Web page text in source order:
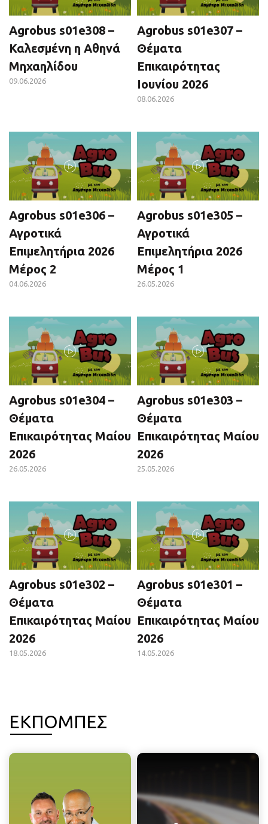
Agrobus s01e308 –
Καλεσμένη η Αθηνά
Μηχαηλίδου
09.06.2026
Agrobus s01e307 –
Θέματα
Επικαιρότητας
Ιουνίου 2026
08.06.2026
Agrobus s01e306 –
Αγροτικά
Επιμελητήρια 2026
Μέρος 2
04.06.2026
Agrobus s01e305 –
Αγροτικά
Επιμελητήρια 2026
Μέρος 1
26.05.2026
Agrobus s01e304 –
Θέματα
Επικαιρότητας Μαίου
2026
26.05.2026
Agrobus s01e303 –
Θέματα
Επικαιρότητας Μαίου
2026
25.05.2026
Agrobus s01e302 –
Θέματα
Επικαιρότητας Μαίου
2026
18.05.2026
Agrobus s01e301 –
Θέματα
Επικαιρότητας Μαίου
2026
14.05.2026
ΕΚΠΟΜΠΕΣ